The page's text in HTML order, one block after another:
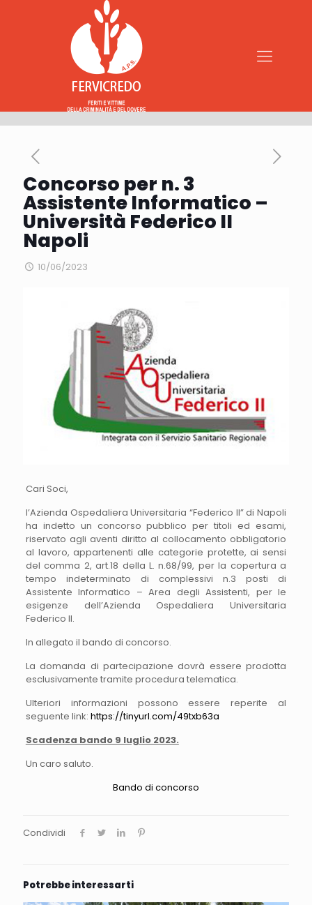
Concorso per n. 3
Assistente Informatico –
Università Federico II
Napoli
10/06/2023
Cari Soci,
l’Azienda Ospedaliera Universitaria “Federico II” di Napoli
ha indetto un concorso pubblico per titoli ed esami,
riservato agli aventi diritto al collocamento obbligatorio
al lavoro, appartenenti alle categorie protette, ai sensi
del comma 2, art.18 della L. n.68/99, per la copertura a
tempo indeterminato di complessivi n.3 posti di
Assistente Informatico – Area degli Assistenti, per le
esigenze dell’Azienda Ospedaliera Universitaria
Federico II.
In allegato il bando di concorso.
La domanda di partecipazione dovrà essere prodotta
esclusivamente tramite procedura telematica.
Ulteriori informazioni possono essere reperite al
seguente link: https://tinyurl.com/49txb63a
Scadenza bando 9 luglio 2023.
Un caro saluto.
Bando di concorso
Condividi
Potrebbe interessarti